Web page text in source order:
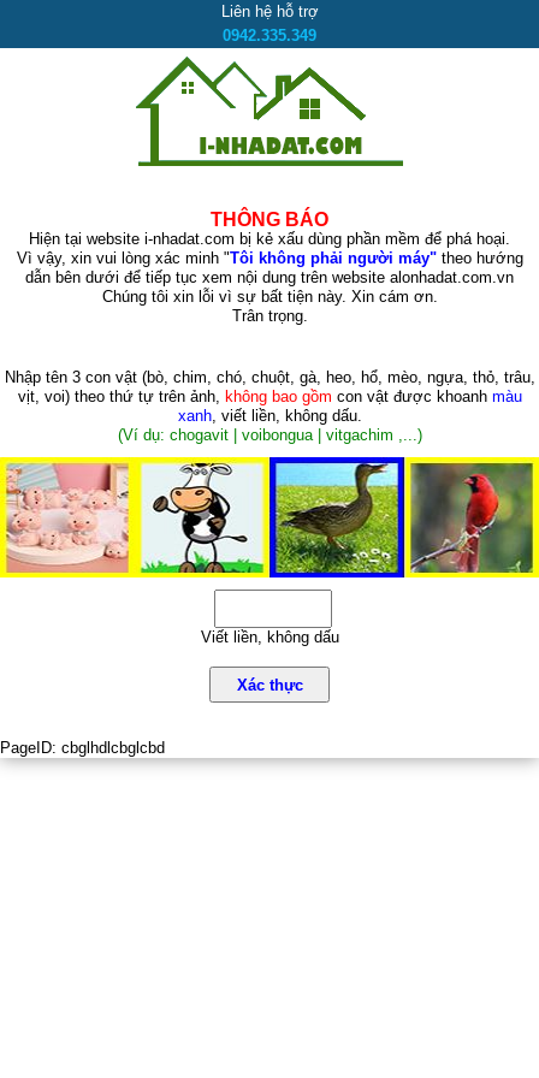
Liên hệ hỗ trợ
0942.335.349
THÔNG BÁO
Hiện tại website i-nhadat.com bị kẻ xấu dùng phần mềm để phá hoại.
Vì vậy, xin vui lòng xác minh "Tôi không phải người máy"theo hướng
dẫn bên dưới để tiếp tục xem nội dung trên website alonhadat.com.vn
Chúng tôi xin lỗi vì sự bất tiện này. Xin cám ơn.
Trân trọng.
Nhập tên 3 con vật (bò, chim, chó, chuột, gà, heo, hổ, mèo, ngựa, thỏ, trâu,
vịt, voi)theo thứ tự trên ảnh, không bao gồm con vật được khoanh màu
xanh, viết liền, không dấu.
(Ví dụ: chogavit | voibongua | vitgachim ,...)
Viết liền, không dấu
Xác thực
PageID: cbglhdlcbglcbd